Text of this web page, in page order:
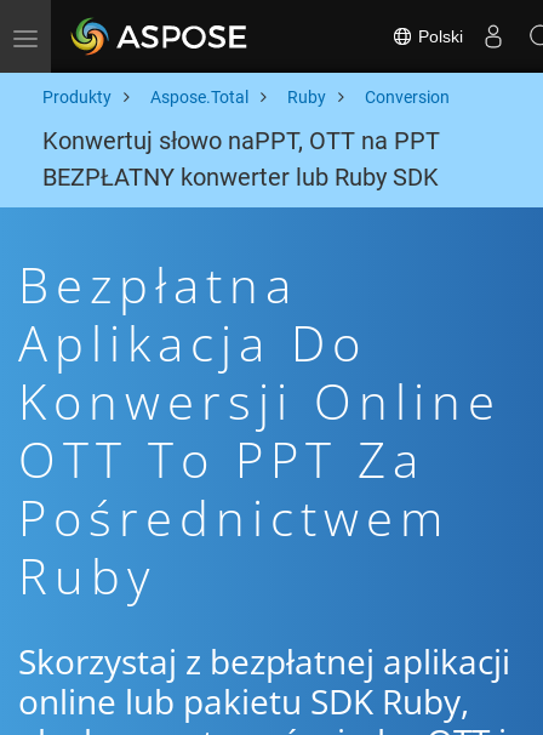
Toggle navigation Polski
Produkty Aspose.Total Ruby Conversion
Konwertuj słowo naPPT, OTT na PPT
BEZPŁATNY konwerter lub Ruby SDK
Bezpłatna
Aplikacja Do
Konwersji Online
OTT To PPT Za
Pośrednictwem
Ruby
Skorzystaj z bezpłatnej aplikacji
online lub pakietu SDK Ruby,